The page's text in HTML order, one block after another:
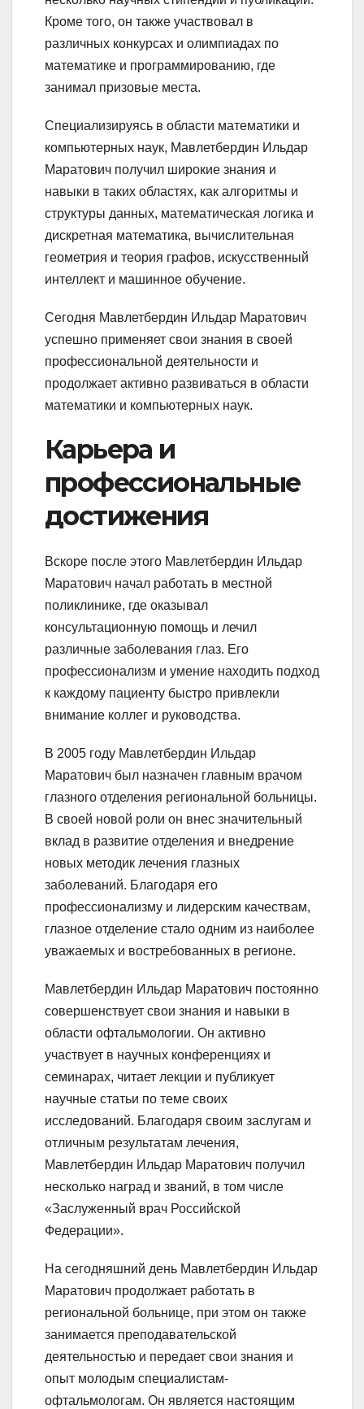
Кроме того, он также участвовал в
различных конкурсах и олимпиадах по
математике и программированию, где
занимал призовые места.
Специализируясь в области математики и
компьютерных наук, Мавлетбердин Ильдар
Маратович получил широкие знания и
навыки в таких областях, как алгоритмы и
структуры данных, математическая логика и
дискретная математика, вычислительная
геометрия и теория графов, искусственный
интеллект и машинное обучение.
Сегодня Мавлетбердин Ильдар Маратович
успешно применяет свои знания в своей
профессиональной деятельности и
продолжает активно развиваться в области
математики и компьютерных наук.
Карьера и
профессиональные
достижения
Вскоре после этого Мавлетбердин Ильдар
Маратович начал работать в местной
поликлинике, где оказывал
консультационную помощь и лечил
различные заболевания глаз. Его
профессионализм и умение находить подход
к каждому пациенту быстро привлекли
внимание коллег и руководства.
В 2005 году Мавлетбердин Ильдар
Маратович был назначен главным врачом
глазного отделения региональной больницы.
В своей новой роли он внес значительный
вклад в развитие отделения и внедрение
новых методик лечения глазных
заболеваний. Благодаря его
профессионализму и лидерским качествам,
глазное отделение стало одним из наиболее
уважаемых и востребованных в регионе.
Мавлетбердин Ильдар Маратович постоянно
совершенствует свои знания и навыки в
области офтальмологии. Он активно
участвует в научных конференциях и
семинарах, читает лекции и публикует
научные статьи по теме своих
исследований. Благодаря своим заслугам и
отличным результатам лечения,
Мавлетбердин Ильдар Маратович получил
несколько наград и званий, в том числе
«Заслуженный врач Российской
Федерации».
На сегодняшний день Мавлетбердин Ильдар
Маратович продолжает работать в
региональной больнице, при этом он также
занимается преподавательской
деятельностью и передает свои знания и
опыт молодым специалистам-
офтальмологам. Он является настоящим